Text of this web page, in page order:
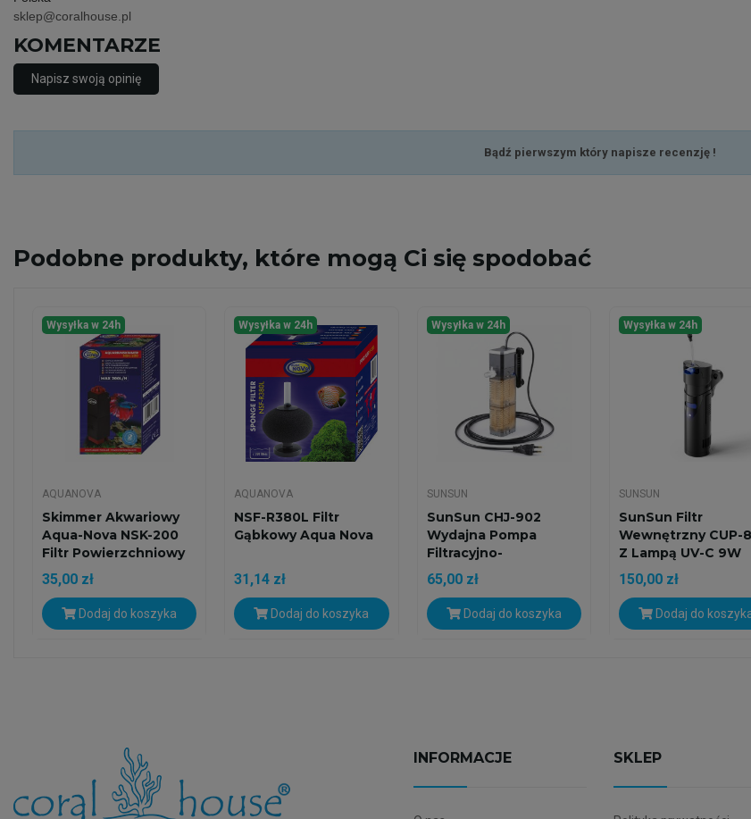
sklep@coralhouse.pl
KOMENTARZE
Napisz swoją opinię
Bądź pierwszym który napisze recenzję !
Podobne produkty, które mogą Ci się spodobać
Wysyłka w 24h
AQUANOVA
Skimmer Akwariowy
Aqua-Nova NSK-200
Filtr Powierzchniowy
35,00 zł
Dodaj do koszyka
Wysyłka w 24h
AQUANOVA
NSF-R380L Filtr
Gąbkowy Aqua Nova
31,14 zł
Dodaj do koszyka
Wysyłka w 24h
SUNSUN
SunSun CHJ-902
Wydajna Pompa
Filtracyjno-
Cyrkulacyjna Z...
65,00 zł
Dodaj do koszyka
Wysyłka w 24h
SUNSUN
SunSun Filtr
Wewnętrzny CUP-
Z Lampą UV-C 9W
Wydajny...
150,00 zł
Dodaj do
INFORMACJE SKLEP